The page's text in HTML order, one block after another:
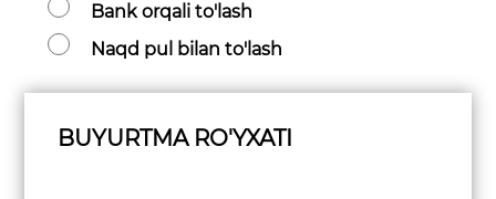
Bank orqali to'lash
Naqd pul bilan to'lash
BUYURTMA RO'YXATI